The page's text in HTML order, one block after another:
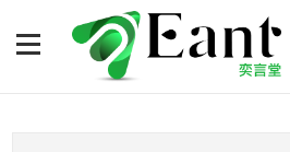
[NBA]冷知識！
子，喬丹三分球